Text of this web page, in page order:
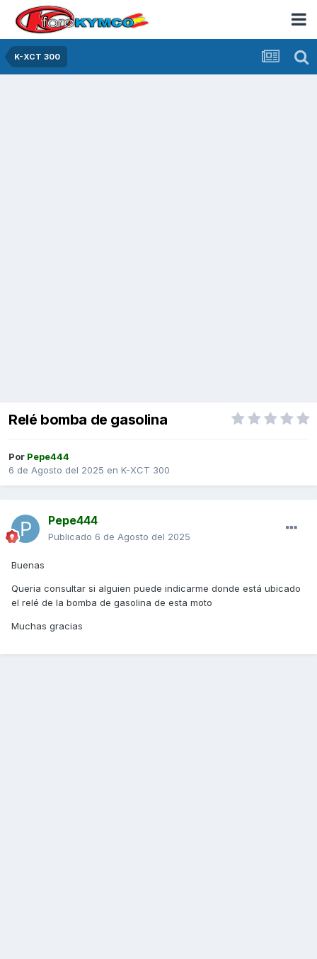
K-XCT 300
Relé bomba de gasolina
Por Pepe444
6 de Agosto del 2025 en K-XCT 300
Pepe444
Publicado 6 de Agosto del 2025
Buenas
Queria consultar si alguien puede indicarme donde está ubicado
el relé de la bomba de gasolina de esta moto
Muchas gracias